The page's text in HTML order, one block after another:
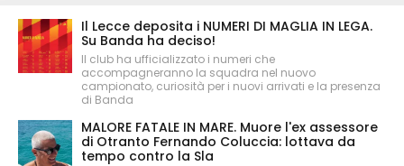
Il Lecce deposita i NUMERI DI MAGLIA IN LEGA.
Su Banda ha deciso!
Il club ha ufficializzato i numeri che
accompagneranno la squadra nel nuovo
campionato, curiosità per i nuovi arrivati e la presenza
di Banda
MALORE FATALE IN MARE. Muore l'ex assessore
di Otranto Fernando Coluccia: lottava da
tempo contro la Sla